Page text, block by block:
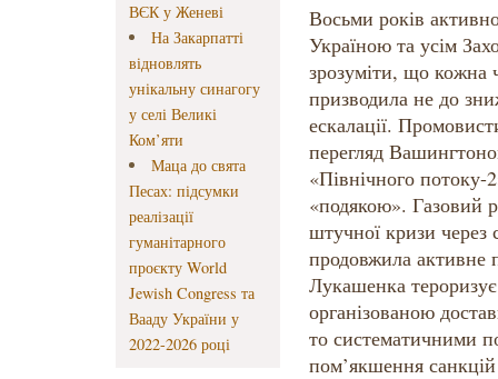
ВЄК у Женеві
На Закарпатті
відновлять
унікальну синагогу
у селі Великі
Ком’яти
Маца до свята
Песах: підсумки
реалізації
гуманітарного
проєкту World
Jewish Congress та
Вааду України у
2022-2026 році
Восьми років
Україною та усім
зрозуміти, що кожна
призводила не до
ескалації.
перегляд
«Північного потоку-
«подякою». Газовий
штучної кризи через
продовжила активне
Лукашенка
організованою
то систематичними
пом’якшення